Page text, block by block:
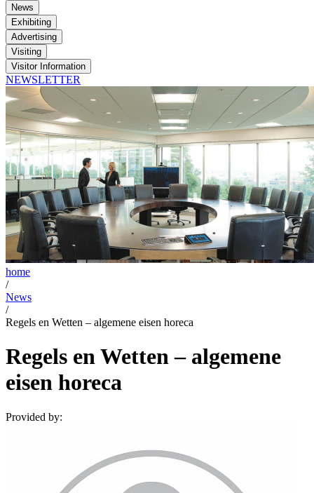
News
Exhibiting
Advertising
Visiting
Visitor Information
NEWSLETTER
home
/
News
/
Regels en Wetten – algemene eisen horeca
Regels en Wetten – algemene
eisen horeca
Provided by: